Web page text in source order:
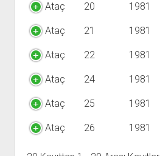
Ataç 20 1981
Ataç 21 1981
Ataç 22 1981
Ataç 24 1981
Ataç 25 1981
Ataç 26 1981